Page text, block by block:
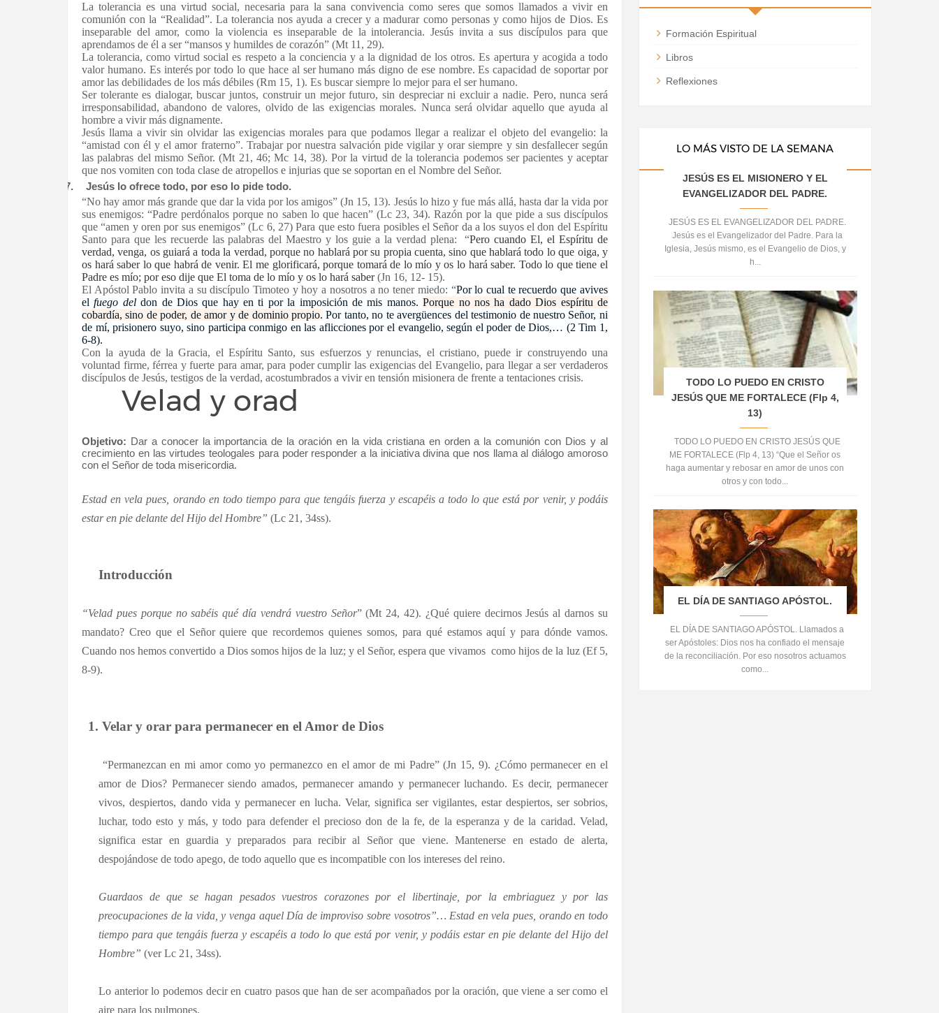
La tolerancia es una virtud social, necesaria para la sana convivencia como seres que somos llamados a vivir en
comunión con la “Realidad”. La tolerancia nos ayuda a crecer y a madurar como personas y como hijos de Dios. Es
inseparable del amor, como la violencia es inseparable de la intolerancia. Jesús invita a sus discípulos para que
aprendamos de él a ser “mansos y humildes de corazón” (Mt 11, 29).
La tolerancia, como virtud social es respeto a la conciencia y a la dignidad de los otros. Es apertura y acogida a todo
valor humano. Es interés por todo lo que hace al ser humano más digno de ese nombre. Es capacidad de soportar por
amor las debilidades de los más débiles (Rm 15, 1). Es buscar siempre lo mejor para el ser humano.
Ser tolerante es dialogar, buscar juntos, construir un mejor futuro, sin despreciar ni excluir a nadie. Pero, nunca será
irresponsabilidad, abandono de valores, olvido de las exigencias morales. Nunca será olvidar aquello que ayuda al
hombre a vivir más dignamente.
Jesús llama a vivir sin olvidar las exigencias morales para que podamos llegar a realizar el objeto del evangelio: la
“amistad con él y el amor fraterno”. Trabajar por nuestra salvación pide vigilar y orar siempre y sin desfallecer según
las palabras del mismo Señor. (Mt 21, 46; Mc 14, 38). Por la virtud de la tolerancia podemos ser pacientes y aceptar
que nos vomiten con toda clase de atropellos e injurias que se soportan en el Nombre del Señor.
7.
Jesús lo ofrece todo, por eso lo pide todo.
“No hay amor más grande que dar la vida por los amigos” (Jn 15, 13). Jesús lo hizo y fue más allá, hasta dar la vida por
sus enemigos: “Padre perdónalos porque no saben lo que hacen” (Lc 23, 34). Razón por la que pide a sus discípulos
que “amen y oren por sus enemigos” (Lc 6, 27) Para que esto fuera posibles el Señor da a los suyos el don del Espíritu
Santo para que les recuerde las palabras del Maestro y los guie a la verdad plena: “Pero cuando El, el Espíritu de
verdad, venga, os guiará a toda la verdad, porque no hablará por su propia cuenta, sino que hablará todo lo que oiga, y
os hará saber lo que habrá de venir. El me glorificará, porque tomará de lo mío y os lo hará saber. Todo lo que tiene el
Padre es mío; por eso dije que El toma de lo mío y os lo hará saber(Jn 16, 12- 15).
El Apóstol Pablo invita a su discípulo Timoteo y hoy a nosotros a no tener miedo: “Por lo cual te recuerdo que avives
el fuego del don de Dios que hay en ti por la imposición de mis manos. Porque no nos ha dado Dios espíritu de
cobardía, sino de poder, de amor y de dominio propio. Por tanto, no te avergüences del testimonio de nuestro Señor, ni
de mí, prisionero suyo, sino participa conmigo en las aflicciones por el evangelio, según el poder de Dios,… (2 Tim 1,
6-8).
Con la ayuda de la Gracia, el Espíritu Santo, sus esfuerzos y renuncias, el cristiano, puede ir construyendo una
voluntad firme, férrea y fuerte para amar, para poder cumplir las exigencias del Evangelio, para llegar a ser verdaderos
discípulos de Jesús, testigos de la verdad, acostumbrados a vivir en tensión misionera de frente a tentaciones crisis.
Velad y orad
Objetivo: Dar a conocer la importancia de la oración en la vida cristiana en orden a la comunión con Dios y al
crecimiento en las virtudes teologales para poder responder a la iniciativa divina que nos llama al diálogo amoroso
con el Señor de toda misericordia.
Estad en vela pues, orando en todo tiempo para que tengáis fuerza y escapéis a todo lo que está por venir, y podáis
estar en pie delante del Hijo del Hombre” (Lc 21, 34ss).
Introducción
“Velad pues porque no sabéis qué día vendrá vuestro Señor” (Mt 24, 42). ¿Qué quiere decirnos Jesús al darnos su
mandato? Creo que el Señor quiere que recordemos quienes somos, para qué estamosaquí y para dónde vamos.
Cuando nos hemos convertido a Dios somos hijos de la luz; y el Señor, espera que vivamos como hijos de la luz (Ef 5,
8-9).
1. Velar y orar para permanecer en el Amor de Dios
“Permanezcan en mi amor como yo permanezco en el amor de mi Padre” (Jn 15, 9). ¿Cómo permanecer en el
amor de Dios? Permanecer siendo amados, permanecer amando y permanecer luchando. Es decir, permanecer
vivos, despiertos, dando vida y permanecer en lucha. Velar, significa ser vigilantes, estar despiertos, ser sobrios,
luchar, todo esto y más, y todo para defender el precioso don de la fe, de la esperanza y de la caridad. Velad,
significa estar en guardia y preparados para recibir al Señor que viene. Mantenerse en estado de alerta,
despojándose de todo apego, de todo aquello que es incompatible con los intereses del reino.
Guardaos de que se hagan pesados vuestros corazones por el libertinaje, por la embriaguez y por las
preocupaciones de la vida, y venga aquel Día de improviso sobre vosotros”… Estad en vela pues, orando en todo
tiempo para que tengáis fuerza y escapéis a todo lo que está por venir, y podáis estar en pie delante del Hijo del
Hombre” (ver Lc 21, 34ss).
Lo anterior lo podemos decir en cuatro pasos que han de ser acompañados por la oración, que viene a ser como el
aire para los pulmones.
Formación Espiritual
Libros
Reflexiones
LO MÁS VISTO DE LA SEMANA
JESÚS ES EL MISIONERO Y EL
EVANGELIZADOR DEL PADRE.
JESÚS ES EL EVANGELIZADOR DEL PADRE.
Jesús es el Evangelizador del Padre. Para la
Iglesia, Jesús mismo, es el Evangelio de Dios, y
h...
TODO LO PUEDO EN CRISTO
JESÚS QUE ME FORTALECE (Flp 4,
13)
TODO LO PUEDO EN CRISTO JESÚS QUE
ME FORTALECE (Flp 4, 13) “Que el Señor os
haga aumentar y rebosar en amor de unos con
otros y con todo...
EL DÍA DE SANTIAGO APÓSTOL.
EL DÍA DE SANTIAGO APÓSTOL. Llamados a
ser Apóstoles: Dios nos ha confiado el mensaje
de la reconciliación. Por eso nosotros actuamos
como...